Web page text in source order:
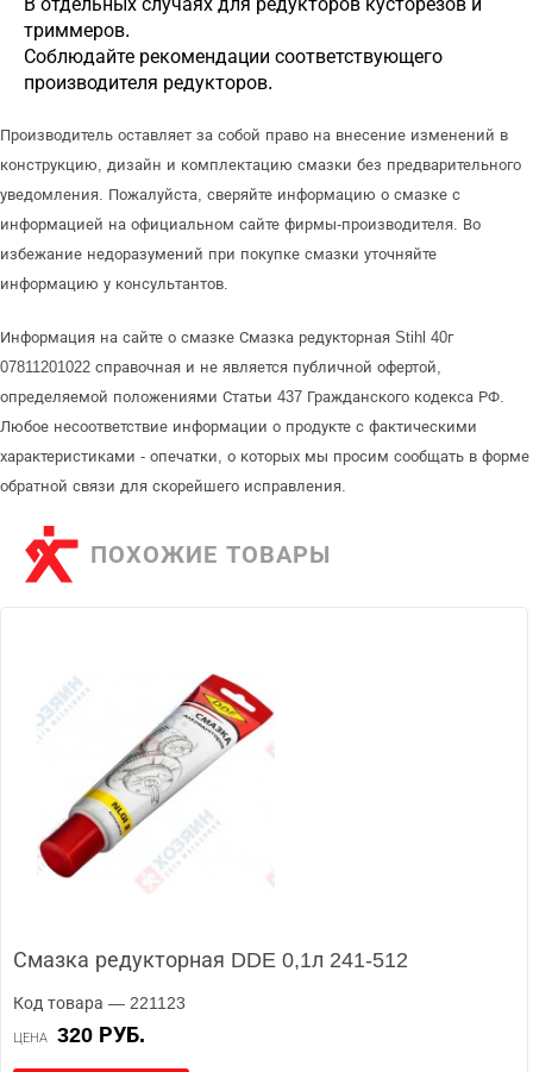
В отдельных случаях для редукторов кусторезов и
триммеров.
Соблюдайте рекомендации соответствующего
производителя редукторов.
Производитель оставляет за собой право на внесение изменений в
конструкцию, дизайн и комплектацию смазки без предварительного
уведомления. Пожалуйста, сверяйте информацию о смазке с
информацией на официальном сайте фирмы-производителя. Во
избежание недоразумений при покупке смазки уточняйте
информацию у консультантов.
Информация на сайте о смазке Смазка редукторная Stihl 40г
07811201022 справочная и не является публичной офертой,
определяемой положениями Статьи 437 Гражданского кодекса РФ.
Любое несоответствие информации о продукте с фактическими
характеристиками - опечатки, о которых мы просим сообщать в форме
обратной связи для скорейшего исправления.
ПОХОЖИЕ ТОВАРЫ
Смазка редукторная DDE 0,1л 241-512
Код товара — 221123
ЦЕНА 320 РУБ.